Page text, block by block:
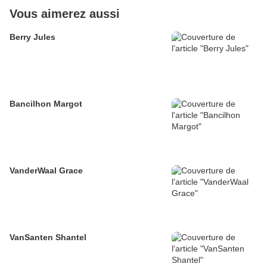
Vous aimerez aussi
Berry Jules
Bancilhon Margot
VanderWaal Grace
VanSanten Shantel